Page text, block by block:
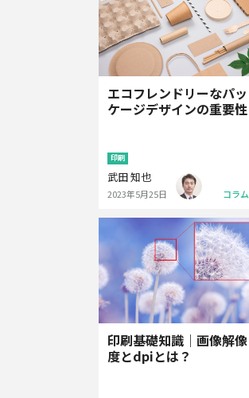
エコフレンドリーなパッ
ケージデザインの重要性
印刷
武田 知也
2023年5月25日 コラム
印刷基礎知識｜画像解像
度とdpiとは？